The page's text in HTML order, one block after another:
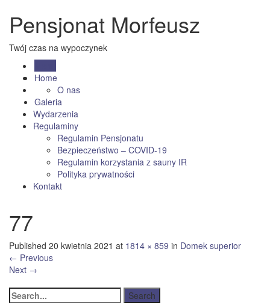
Pensjonat Morfeusz
Twój czas na wypoczynek
Home
O nas
Galeria
Wydarzenia
Regulaminy
Regulamin Pensjonatu
Bezpieczeństwo – COVID-19
Regulamin korzystania z sauny IR
Polityka prywatności
Kontakt
77
Published 20 kwietnia 2021 at 1814 × 859 in Domek superior
← Previous
Next →